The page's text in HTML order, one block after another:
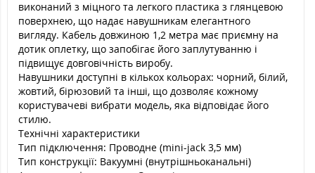
виконаний з міцного та легкого пластика з глянцевою
поверхнею, що надає навушникам елегантного
вигляду. Кабель довжиною 1,2 метра має приємну на
дотик оплетку, що запобігає його заплутуванню і
підвищує довговічність виробу.
Навушники доступні в кількох кольорах: чорний, білий,
жовтий, бірюзовий та інші, що дозволяє кожному
користувачеві вибрати модель, яка відповідає його
стилю.
Технічні характеристики
Тип підключення: Проводне (mini-jack 3,5 мм)
Тип конструкції: Вакуумні (внутрішньоканальні)